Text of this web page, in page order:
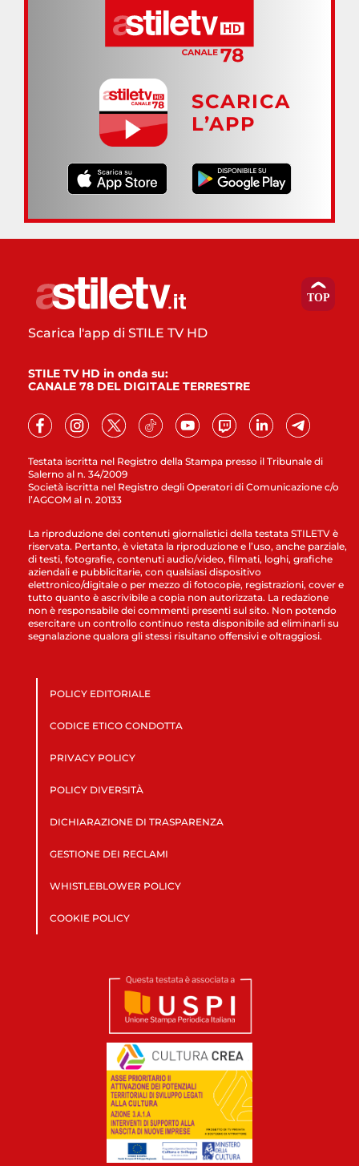
SCARICA
L’APP
Testata iscritta nel Registro della Stampa presso il Tribunale di
Salerno al n. 34/2009
Società iscritta nel Registro degli Operatori di Comunicazione c/o
l’AGCOM al n. 20133
Scarica l'app di STILE TV HD
STILE TV HD in onda su:
CANALE 78 DEL DIGITALE TERRESTRE
La riproduzione dei contenuti giornalistici della testata STILETV è
riservata. Pertanto, è vietata la riproduzione e l’uso, anche parziale,
di testi, fotografie, contenuti audio/video, filmati, loghi, grafiche
aziendali e pubblicitarie, con qualsiasi dispositivo
elettronico/digitale o per mezzo di fotocopie, registrazioni, cover e
tutto quanto è ascrivibile a copia non autorizzata. La redazione
non è responsabile dei commenti presenti sul sito. Non potendo
esercitare un controllo continuo resta disponibile ad eliminarli su
segnalazione qualora gli stessi risultano offensivi e oltraggiosi.
POLICY EDITORIALE
CODICE ETICO CONDOTTA
PRIVACY POLICY
POLICY DIVERSITÀ
DICHIARAZIONE DI TRASPARENZA
GESTIONE DEI RECLAMI
WHISTLEBLOWER POLICY
COOKIE POLICY